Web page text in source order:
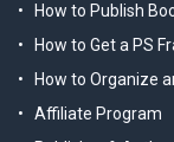
How to Publish
How to Get a PS
How to Organize
Affiliate Program